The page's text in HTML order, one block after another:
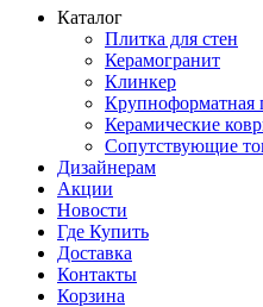
Каталог
Плитка для стен
Керамогранит
Клинкер
Крупноформатная
Керамические
Сопутствующие
Дизайнерам
Акции
Новости
Где Купить
Доставка
Контакты
Корзина